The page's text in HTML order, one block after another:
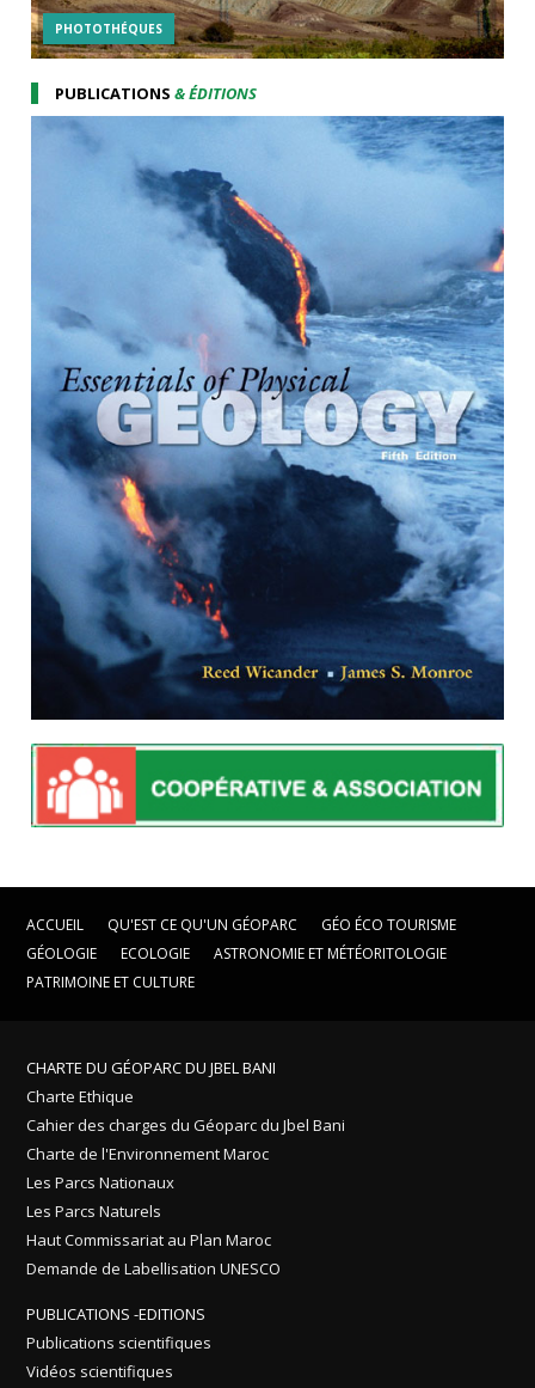
PHOTOTHÉQUES
PUBLICATIONS& ÉDITIONS
ACCUEIL QU'EST CE QU'UN GÉOPARC
GÉO ÉCO TOURISME
GÉOLOGIE
ECOLOGIE
ASTRONOMIE ET MÉTÉORITOLOGIE
PATRIMOINE ET CULTURE
CHARTE DU GÉOPARC DU JBEL BANI
Charte Ethique
Cahier des charges du Géoparc du Jbel Bani
Charte de l'Environnement Maroc
Les Parcs Nationaux
Les Parcs Naturels
Haut Commissariat au Plan Maroc
Demande de Labellisation UNESCO
PUBLICATIONS -EDITIONS
Publications scientifiques
Vidéos scientifiques